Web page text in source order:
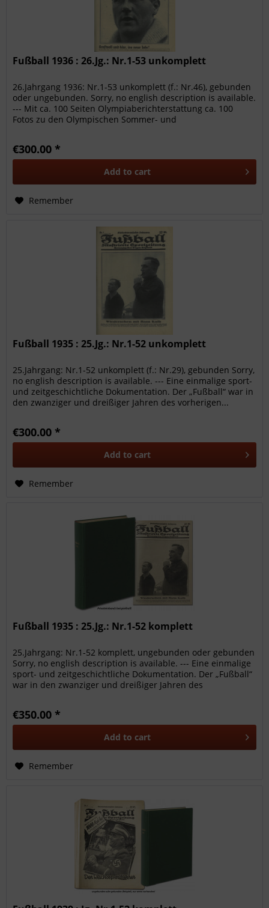
Fußball 1936 : 26.Jg.: Nr.1-53 unkomplett
26.Jahrgang 1936: Nr.1-53 unkomplett (f.: Nr.46), gebunden
oder ungebunden. Sorry, no english description is available.
--- Mit ca. 100 Seiten Olympiaberichterstattung ca. 100
Fotos zu den Olympischen Sommer- und
€300.00 *
Add to cart
Remember
Fußball 1935 : 25.Jg.: Nr.1-52 unkomplett
25.Jahrgang: Nr.1-52 unkomplett (f.: Nr.29), gebunden Sorry,
no english description is available. --- Eine einmalige sport-
und zeitgeschichtliche Dokumentation. Der „Fußball“ war in
den zwanziger und dreißiger Jahren des vorherigen...
€300.00 *
Add to cart
Remember
Fußball 1935 : 25.Jg.: Nr.1-52 komplett
25.Jahrgang: Nr.1-52 komplett, ungebunden oder gebunden
Sorry, no english description is available. --- Eine einmalige
sport- und zeitgeschichtliche Dokumentation. Der „Fußball“
war in den zwanziger und dreißiger Jahren des
€350.00 *
Add to cart
Remember